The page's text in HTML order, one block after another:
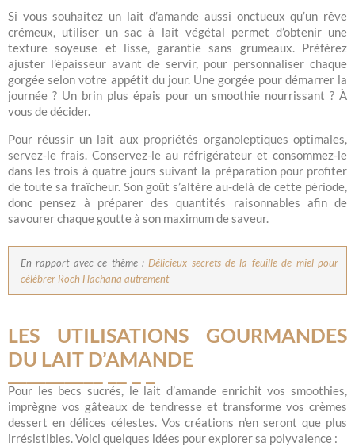
Si vous souhaitez un lait d’amande aussi onctueux qu’un rêve
crémeux, utiliser un sac à lait végétal permet d’obtenir une
texture soyeuse et lisse, garantie sans grumeaux. Préférez
ajuster l’épaisseur avant de servir, pour personnaliser chaque
gorgée selon votre appétit du jour. Une gorgée pour démarrer la
journée ? Un brin plus épais pour un smoothie nourrissant ? À
vous de décider.
Pour réussir un lait aux propriétés organoleptiques optimales,
servez-le frais. Conservez-le au réfrigérateur et consommez-le
dans les trois à quatre jours suivant la préparation pour profiter
de toute sa fraîcheur. Son goût s’altère au-delà de cette période,
donc pensez à préparer des quantités raisonnables afin de
savourer chaque goutte à son maximum de saveur.
En rapport avec ce thème :Délicieux secrets de la feuille de miel pour
célébrer Roch Hachana autrement
LES UTILISATIONS GOURMANDES
DU LAIT D’AMANDE
Pour les becs sucrés, le lait d’amande enrichit vos smoothies,
imprègne vos gâteaux de tendresse et transforme vos crèmes
dessert en délices célestes. Vos créations n’en seront que plus
irrésistibles. Voici quelques idées pour explorer sa polyvalence :